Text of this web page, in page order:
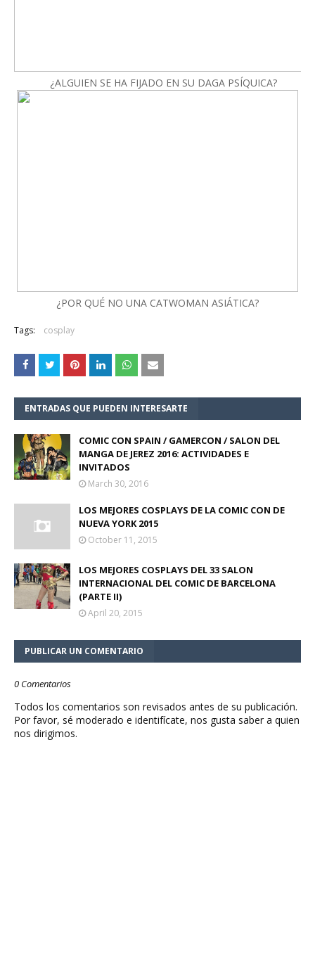
¿ALGUIEN SE HA FIJADO EN SU DAGA PSÍQUICA?
¿POR QUÉ NO UNA CATWOMAN ASIÁTICA?
Tags: cosplay
ENTRADAS QUE PUEDEN INTERESARTE
COMIC CON SPAIN / GAMERCON / SALON DEL
MANGA DE JEREZ 2016: ACTIVIDADES E
INVITADOS
March 30, 2016
LOS MEJORES COSPLAYS DE LA COMIC CON DE
NUEVA YORK 2015
October 11, 2015
LOS MEJORES COSPLAYS DEL 33 SALON
INTERNACIONAL DEL COMIC DE BARCELONA
(PARTE II)
April 20, 2015
PUBLICAR UN COMENTARIO
0 Comentarios
Todos los comentarios son revisados antes de su publicación.
Por favor, sé moderado e identifícate, nos gusta saber a quien
nos dirigimos.